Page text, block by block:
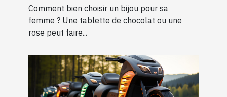
Comment bien choisir un bijou pour sa
femme ? Une tablette de chocolat ou une
rose peut faire...